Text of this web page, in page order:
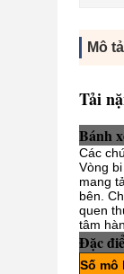
Mô
Tải
Bánh
Các
Vòng
mang
bên.
quen
tâm
Đặc
Số mô